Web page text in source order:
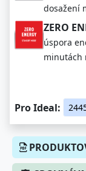
dosažení
ZERO
úspora
minutách
Pro Ideal: